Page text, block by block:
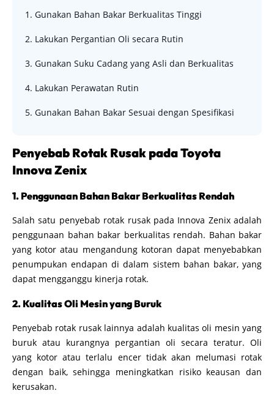
1. Gunakan Bahan Bakar Berkualitas Tinggi
2. Lakukan Pergantian Oli secara Rutin
3. Gunakan Suku Cadang yang Asli dan Berkualitas
4. Lakukan Perawatan Rutin
5. Gunakan Bahan Bakar Sesuai dengan Spesifikasi
Penyebab Rotak Rusak pada Toyota
Innova Zenix
1. Penggunaan Bahan Bakar Berkualitas Rendah
Salah satu penyebab rotak rusak pada Innova Zenix adalah
penggunaan bahan bakar berkualitas rendah. Bahan bakar
yang kotor atau mengandung kotoran dapat menyebabkan
penumpukan endapan di dalam sistem bahan bakar, yang
dapat mengganggu kinerja rotak.
2. Kualitas Oli Mesin yang Buruk
Penyebab rotak rusak lainnya adalah kualitas oli mesin yang
buruk atau kurangnya pergantian oli secara teratur. Oli
yang kotor atau terlalu encer tidak akan melumasi rotak
dengan baik, sehingga meningkatkan risiko keausan dan
kerusakan.